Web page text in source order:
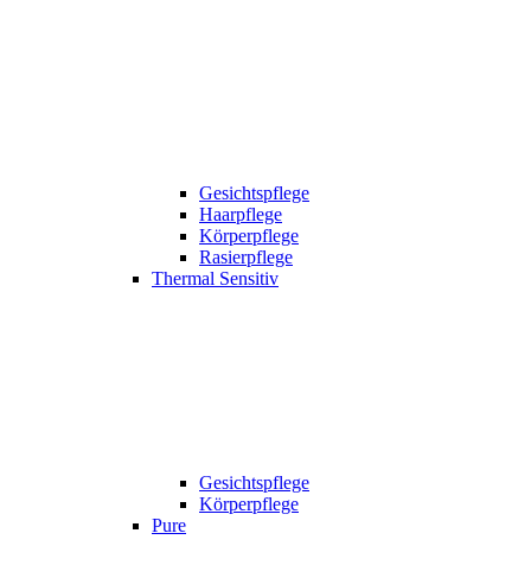
Gesichtspflege
Haarpflege
Körperpflege
Rasierpflege
Thermal Sensitiv
Gesichtspflege
Körperpflege
Pure